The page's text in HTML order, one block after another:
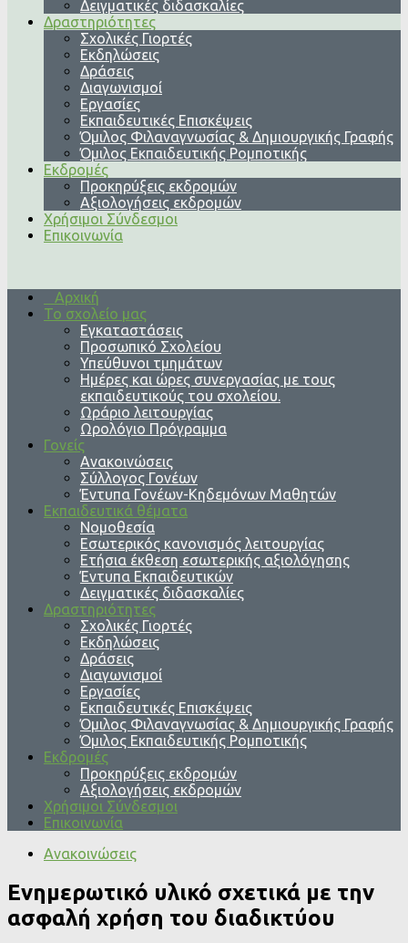
Δειγματικές διδασκαλίες
Δραστηριότητες
Σχολικές Γιορτές
Εκδηλώσεις
Δράσεις
Διαγωνισμοί
Εργασίες
Εκπαιδευτικές Επισκέψεις
Όμιλος Φιλαναγνωσίας & Δημιουργικής Γραφής
Όμιλος Εκπαιδευτικής Ρομποτικής
Εκδρομές
Προκηρύξεις εκδρομών
Αξιολογήσεις εκδρομών
Χρήσιμοι Σύνδεσμοι
Επικοινωνία
Αρχική
Το σχολείο μας
Εγκαταστάσεις
Προσωπικό Σχολείου
Υπεύθυνοι τμημάτων
Ημέρες και ώρες συνεργασίας με τους
εκπαιδευτικούς του σχολείου.
Ωράριο λειτουργίας
Ωρολόγιο Πρόγραμμα
Γονείς
Ανακοινώσεις
Σύλλογος Γονέων
Έντυπα Γονέων-Κηδεμόνων Μαθητών
Εκπαιδευτικά θέματα
Νομοθεσία
Εσωτερικός κανονισμός λειτουργίας
Ετήσια έκθεση εσωτερικής αξιολόγησης
Έντυπα Εκπαιδευτικών
Δειγματικές διδασκαλίες
Δραστηριότητες
Σχολικές Γιορτές
Εκδηλώσεις
Δράσεις
Διαγωνισμοί
Εργασίες
Εκπαιδευτικές Επισκέψεις
Όμιλος Φιλαναγνωσίας & Δημιουργικής Γραφής
Όμιλος Εκπαιδευτικής Ρομποτικής
Εκδρομές
Προκηρύξεις εκδρομών
Αξιολογήσεις εκδρομών
Χρήσιμοι Σύνδεσμοι
Επικοινωνία
Ανακοινώσεις
Ενημερωτικό υλικό σχετικά με την
ασφαλή χρήση του διαδικτύου